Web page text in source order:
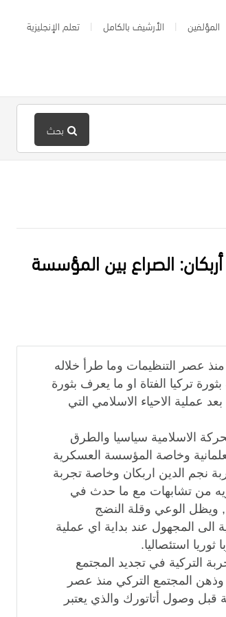
المؤلفين الأرشيف بالكامل تعلم الإنجليزية
بحث
الصراع بين المؤسسة
عصر التنظيمات وما طرأ خلاله
تركيا الفتاة او ما يعرف بثورة
عملية الاحياء الاسلامي التي
الاسلامية سياسيا والطرق
وخاصة المؤسسة العسكرية
نجم الدين اربكان وخاصة تجربة
من تشابهات مع ما حدث في
, ويظل الوعي وقلة النضج
الى المجهول عند بداية اي عملية
ثوريا استئصاليا.
التركية في تجديد المجتمع
المجتمع التركي منذ عصر
قبل وصول أتاتورك والذي يعتبر